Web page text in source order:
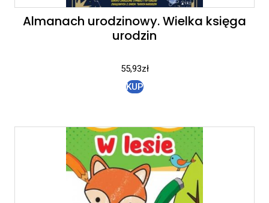
Almanach urodzinowy. Wielka księga
urodzin
55,93zł
KUP